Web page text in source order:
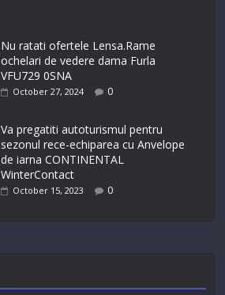
Nu ratati ofertele Lensa.Rame
ochelari de vedere dama Furla
VFU729 0SNA
October 27, 2024 0
Va pregatiti autoturismul pentru
sezonul rece-echiparea cu Anvelope
de iarna CONTINENTAL
WinterContact
October 15, 2023 0